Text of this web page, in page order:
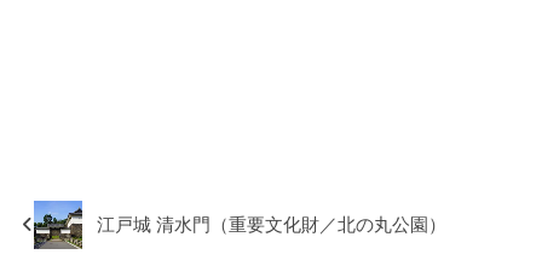
江戸城 清水門（重要文化財／北の丸公園）